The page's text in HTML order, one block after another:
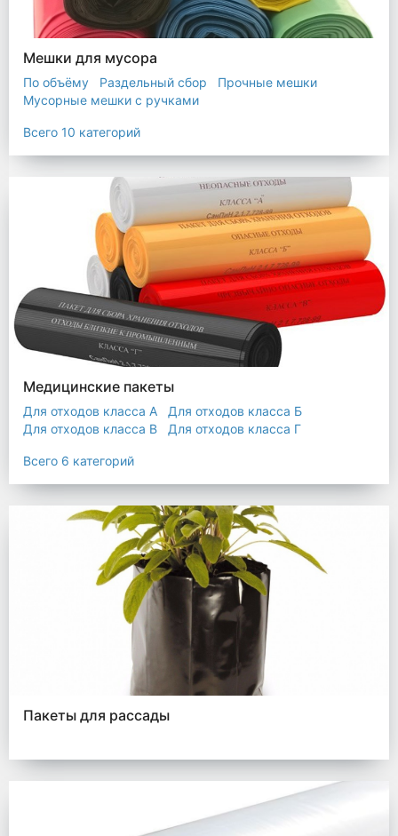
Мешки для мусора
По объёму Раздельный сбор
Прочные мешки
Мусорные мешки с ручками
Прозрачные мешки
Мешки строительные
Мешок для листьев
Всего 10 категорий
Медицинские пакеты
Для отходов класса А
Для отходов класса Б
Для отходов класса В
Для отходов класса Г
Пакеты термостойкие для утилизатора
Всего 6 категорий
Пакеты для рассады